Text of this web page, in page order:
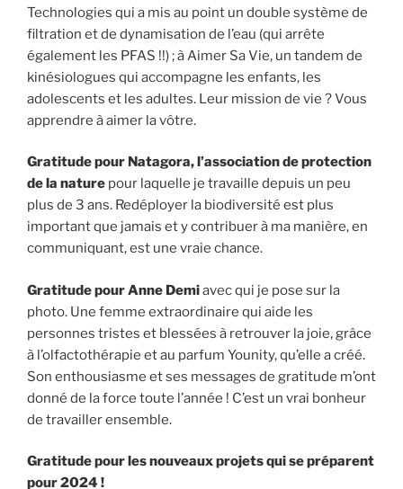
Technologies qui a mis au point un double système de
filtration et de dynamisation de l’eau (qui arrête
également les PFAS !!) ; à Aimer Sa Vie, un tandem de
kinésiologues qui accompagne les enfants, les
adolescents et les adultes. Leur mission de vie ? Vous
apprendre à aimer la vôtre.
Gratitude pour Natagora, l’association de protection
de la nature pour laquelle je travaille depuis un peu
plus de 3 ans. Redéployer la biodiversité est plus
important que jamais et y contribuer à ma manière, en
communiquant, est une vraie chance.
Gratitude pour Anne Demiavec qui je pose sur la
photo. Une femme extraordinaire qui aide les
personnes tristes et blessées à retrouver la joie, grâce
à l’olfactothérapie et au parfum Younity, qu’elle a créé.
Son enthousiasme et ses messages de gratitude m’ont
donné de la force toute l’année ! C’est un vrai bonheur
de travailler ensemble.
Gratitude pour les nouveaux projets qui se préparent
pour 2024 !